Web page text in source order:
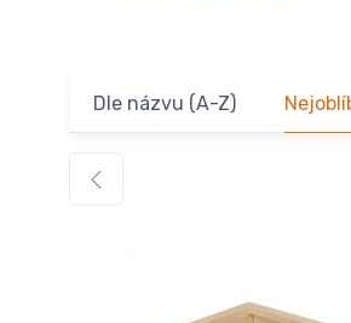
Dle názvu (A-Z)